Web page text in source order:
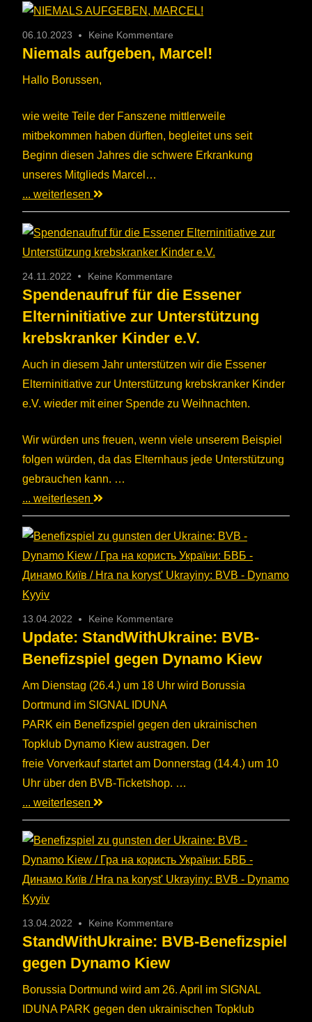
06.10.2023 Keine Kommentare
Niemals aufgeben, Marcel!
Hallo Borussen,
wie weite Teile der Fanszene mittlerweile
mitbekommen haben dürften, begleitet uns seit
Beginn diesen Jahres die schwere Erkrankung
unseres Mitglieds Marcel…
... weiterlesen
24.11.2022 Keine Kommentare
Spendenaufruf für die Essener
Elterninitiative zur Unterstützung
krebskranker Kinder e.V.
Auch in diesem Jahr unterstützen wir die Essener
Elterninitiative zur Unterstützung krebskranker Kinder
e.V. wieder mit einer Spende zu Weihnachten.
Wir würden uns freuen, wenn viele unserem Beispiel
folgen würden, da das Elternhaus jede Unterstützung
gebrauchen kann. …
... weiterlesen
13.04.2022 Keine Kommentare
Update: StandWithUkraine: BVB-
Benefizspiel gegen Dynamo Kiew
Am Dienstag (26.4.) um 18 Uhr wird Borussia
Dortmund im SIGNAL IDUNA
PARK ein Benefizspiel gegen den ukrainischen
Topklub Dynamo Kiew austragen. Der
freie Vorverkauf startet am Donnerstag (14.4.) um 10
Uhr über den BVB-Ticketshop. …
... weiterlesen
13.04.2022 Keine Kommentare
StandWithUkraine: BVB-Benefizspiel
gegen Dynamo Kiew
Borussia Dortmund wird am 26. April im SIGNAL
IDUNA PARK gegen den ukrainischen Topklub